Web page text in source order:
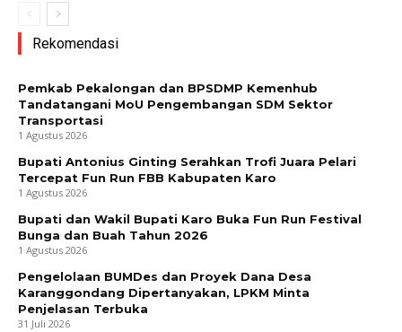
Rekomendasi
Pemkab Pekalongan dan BPSDMP Kemenhub
Tandatangani MoU Pengembangan SDM Sektor
Transportasi
1 Agustus 2026
Bupati Antonius Ginting Serahkan Trofi Juara Pelari
Tercepat Fun Run FBB Kabupaten Karo
1 Agustus 2026
Bupati dan Wakil Bupati Karo Buka Fun Run Festival
Bunga dan Buah Tahun 2026
1 Agustus 2026
Pengelolaan BUMDes dan Proyek Dana Desa
Karanggondang Dipertanyakan, LPKM Minta
Penjelasan Terbuka
31 Juli 2026